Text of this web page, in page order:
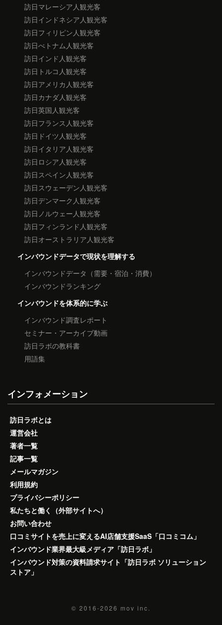
訪日マレーシア人観光客
訪日インドネシア人観光客
訪日フィリピン人観光客
訪日べトナム人観光客
訪日インド人観光客
訪日トルコ人観光客
訪日アメリカ人観光客
訪日カナダ人観光客
訪日英国人観光客
訪日フランス人観光客
訪日ドイツ人観光客
訪日イタリア人観光客
訪日ロシア人観光客
訪日スペイン人観光客
訪日スウェーデン人観光客
訪日デンマーク人観光客
訪日ノルウェー人観光客
訪日フィンランド人観光客
訪日オーストラリア人観光客
インバウンドデータで現状を理解する
インバウンドデータ（需要・宿泊・消費）
インバウンドランキング
インバウンドを体系的に学ぶ
インバウンド調査レポート
セミナー・アーカイブ動画
訪日ラボの教科書
用語集
インフォメーション
訪日ラボとは
運営会社
著者一覧
記事一覧
メールマガジン
利用規約
プライバシーポリシー
私たちと働く（外部サイトへ）
お問い合わせ
口コミサイトを売上に変えるAI店舗支援SaaS「口コミコム」
インバウンド業界最大級メディア「訪日ラボ」
インバウンド対策の資料請求サイト「訪日ラボ ソリューション
ストア」
© 2016-2026 mov inc.